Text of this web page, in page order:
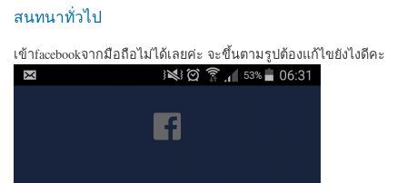
สนทนาทั่วไป
เข้าfacebookจากมือถือไม่ได้เลยค่ะ จะขึ้นตามรูปต้องแก้ไขยังไงดีคะ